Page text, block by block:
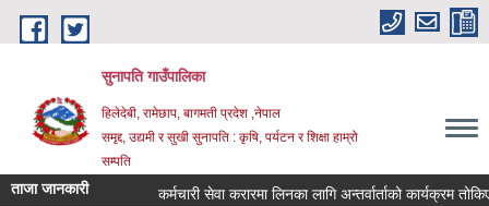
Skip to main content
सुनापति गाउँपालिका
हिलेदेबी, रामेछाप, बागमती प्रदेश ,नेपाल
समृद्द, उद्यमी र सुखी सुनापति : कृषि, पर्यटन र शिक्षा हाम्रो
सम्पति
ताजा जानकारी कर्मचारी सेवा करारमा लिनका लागि अन्तर्वार्ताको कार्यक्रम